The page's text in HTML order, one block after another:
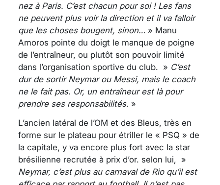
nez à Paris. C’est chacun pour soi ! Les fans
ne peuvent plus voir la direction et il va falloir
que les choses bougent, sinon… » Manu
Amoros pointe du doigt le manque de poigne
de l’entraîneur, ou plutôt son pouvoir limité
dans l’organisation sportive du club. » C’est
dur de sortir Neymar ou Messi, mais le coach
ne le fait pas. Or, un entraîneur est là pour
prendre ses responsabilités. »
L’ancien latéral de l’OM et des Bleus, très en
forme sur le plateau pour étriller le « PSQ » de
la capitale, y va encore plus fort avec la star
brésilienne recrutée à prix d’or. selon lui, »
Neymar, c’est plus au carnaval de Rio qu’il est